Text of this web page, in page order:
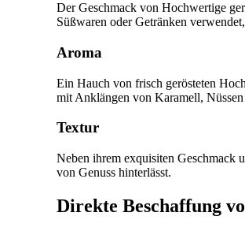
Der Geschmack von Hochwertige
Süßwaren oder Getränken
Aroma
Ein Hauch von frisch gerösteten
mit Anklängen von Karamell,
Textur
Neben ihrem exquisiten Geschmack
von Genuss hinterlässt.
Direkte Beschaffung